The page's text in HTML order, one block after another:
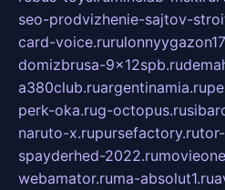
seo-prodvizhenie-sajtov-
card-voice.ru
domizbrusa-9x12spb.ru
a380club.ruargentinamia.ru
perk-oka.rug-octopus.ru
naruto-x.rupursefactory.ru
spayderhed-2022.ru
webamator.ruma-absolut1.ru